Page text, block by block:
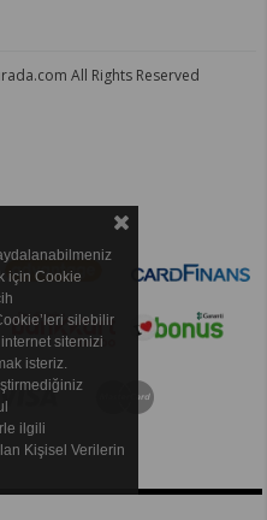
All Rights Reserved
için Cookie
silebilir
sitemizi
isteriz.
ilgili
Kişisel Verilerin